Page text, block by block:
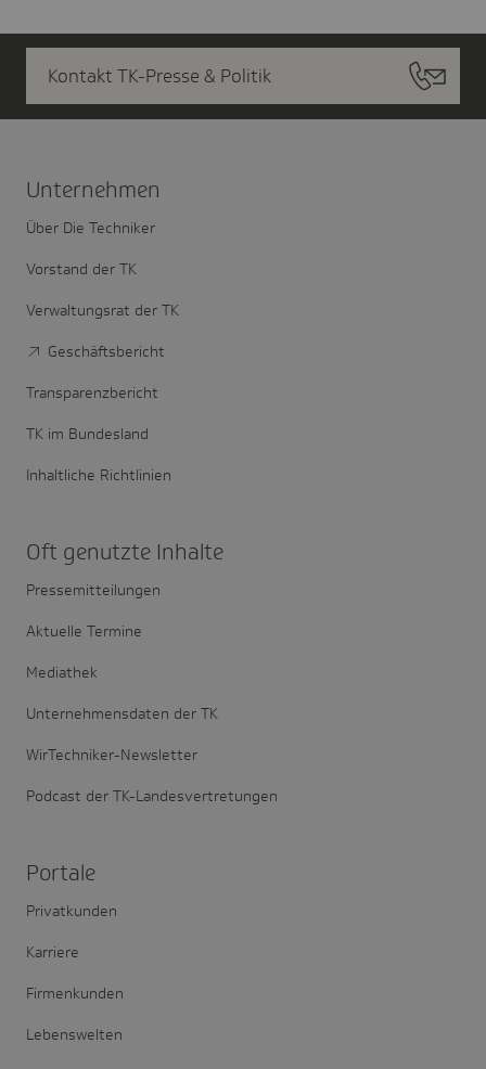
Kontakt TK-Presse & Politik
Unter­nehmen
Über Die Techniker
Vorstand der TK
Verwaltungsrat der TK
Geschäftsbericht
Transparenzbericht
TK im Bundesland
Inhaltliche Richtlinien
Oft genutzte Inhalte
Pressemitteilungen
Aktuelle Termine
Mediathek
Unternehmensdaten der TK
WirTechniker-Newsletter
Podcast der TK-Landesvertretungen
Portale
Privatkunden
Karriere
Firmenkunden
Lebenswelten